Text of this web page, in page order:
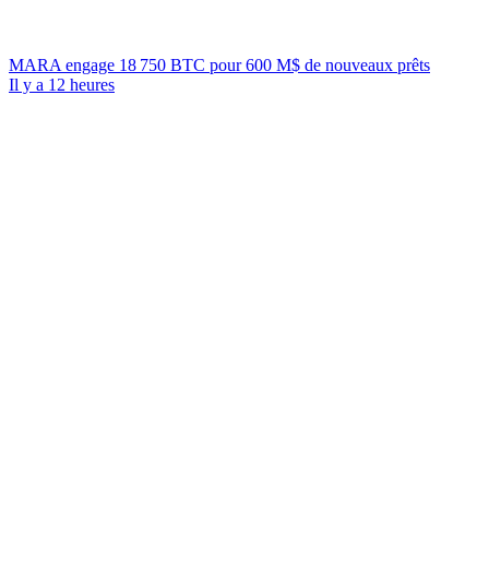
MARA engage 18 750 BTC pour 600 M$ de nouveaux prêts
Il y a 12 heures